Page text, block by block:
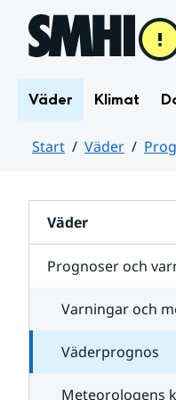
Hoppa till sidans innehåll
Väder Klimat
Start Väder
Väder
Prognoser och
Varningar och
Väderprognos
Meteorologens